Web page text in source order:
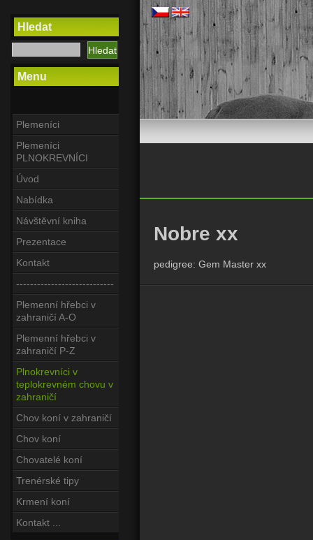
Hledat
Menu
Plemeníci
Plemeníci
PLNOKREVNÍCI
Úvod
Nabídka
Návštěvní kniha
Prezentace
Kontakt
----------------------------
Plemenní hřebci v
zahraničí A-O
Plemenní hřebci v
zahraničí P-Z
Plnokrevníci v
teplokrevném chovu v
zahraničí
Chov koní v zahraničí
Chov koní
Chovatelé koní
Trenérské tipy
Krmení koní
Kontakt ...
Nobre xx
pedigree: Gem Master xx